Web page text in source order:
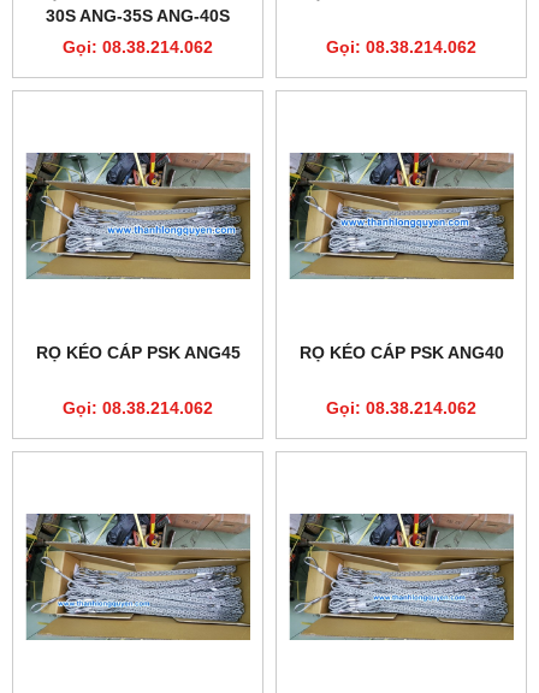
30S ANG-35S ANG-40S
ANG-45S ANG-50S
Gọi: 08.38.214.062 Gọi: 08.38.214.062
RỌ KÉO CÁP PSK ANG45
Gọi: 08.38.214.062
RỌ KÉO CÁP PSK ANG40
Gọi: 08.38.214.062